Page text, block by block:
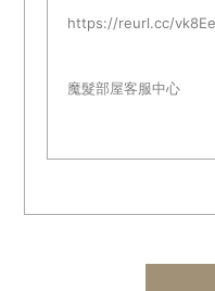
https://reurl.cc/
魔髮部屋客服中心